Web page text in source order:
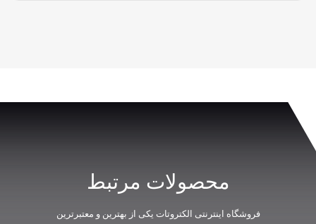
محصولات مرتبط
فروشگاه اینترنتی الکتروتات یکی از بهترین و معتبرترین